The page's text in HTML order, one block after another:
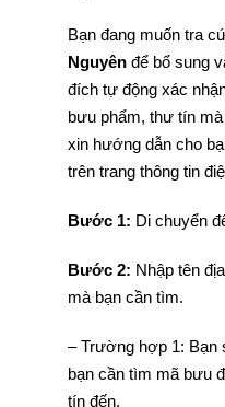
Bạn đang muốn tra
Nguyên để bổ sung
đích tự động xác
bưu phẩm, thư tín
xin hướng dẫn cho
trên trang thông tin
Bước 1: Di chuyển
Bước 2: Nhập tên
mà bạn cần tìm.
– Trường hợp 1: Bạn
bạn cần tìm mã bưu
tín đến.